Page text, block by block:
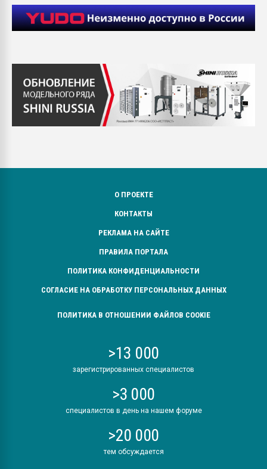
О ПРОЕКТЕ
КОНТАКТЫ
РЕКЛАМА НА САЙТЕ
ПРАВИЛА ПОРТАЛА
ПОЛИТИКА КОНФИДЕНЦИАЛЬНОСТИ
СОГЛАСИЕ НА ОБРАБОТКУ ПЕРСОНАЛЬНЫХ ДАННЫХ
ПОЛИТИКА В ОТНОШЕНИИ ФАЙЛОВ COOKIE
>13 000
зарегистрированных специалистов
>3 000
специалистов в день на нашем форуме
>20 000
тем обсуждается